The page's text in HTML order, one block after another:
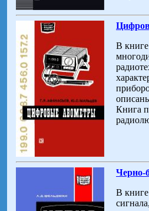
В
Книга
Черно-
В книге